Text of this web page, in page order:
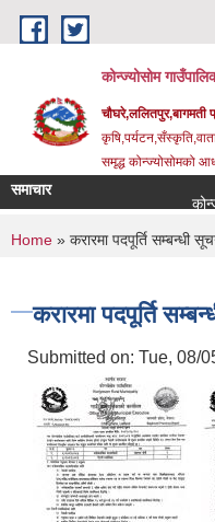
Skip to main content
कोन्ज्योसोम
चौघरे,ललितपुर,बागमती
समृद्ध कोन्ज्योसोमको
समाचार
You are here
Home » करारमा पदपूर्ति सम्बन्धी
करारमा पदपूर्ति
Submitted on: Tue, 08/